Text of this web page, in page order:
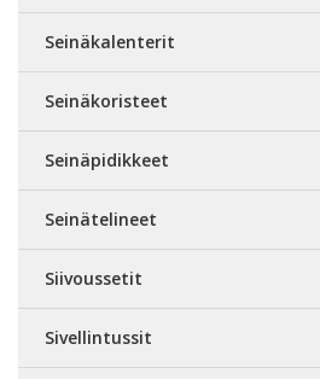
Seinäkalenterit
Seinäkoristeet
Seinäpidikkeet
Seinätelineet
Siivoussetit
Sivellintussit